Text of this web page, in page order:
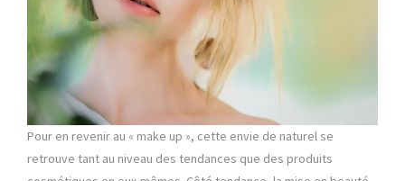
Pour en revenir au « make up », cette envie de naturel se
retrouve tant au niveau des tendances que des produits